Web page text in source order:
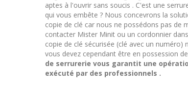
aptes à l'ouvrir sans soucis . C'est une
qui vous embête ? Nous concevrons la
copie de clé car nous ne possédons pas de
contacter Mister Minit ou un cordonnier
copie de clé sécurisée (clé avec un
vous devez cependant être en possession
de serrurerie vous garantit une
exécuté par des professionnels .